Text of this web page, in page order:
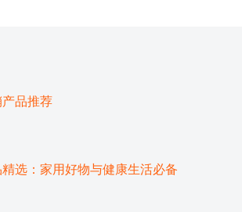
产品推荐
精选：家用好物与健康生活必备